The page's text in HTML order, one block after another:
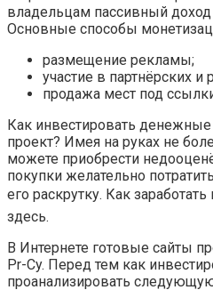
владельцам пассивный
Основные способы
размещение рекламы;
участие в партнёрских
продажа мест под
Как инвестировать денежные
проект? Имея на руках не
можете приобрести
покупки желательно
его раскрутку. Как
здесь.
В Интернете готовые сайты
Pr-Cy. Перед тем как
проанализировать